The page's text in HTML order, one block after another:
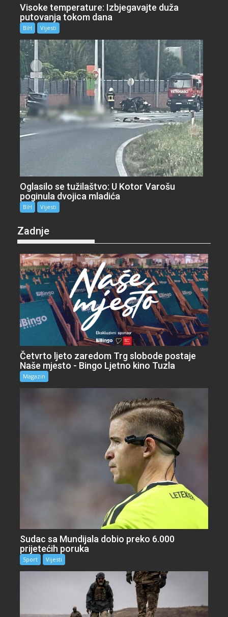
Visoke temperature: Izbjegavajte duža
putovanja tokom dana
BiH Vijesti
Oglasilo se tužilaštvo: U Kotor Varošu
poginula dvojica mladića
BiH Vijesti
Zadnje
Četvrto ljeto zaredom Trg slobode postaje
Naše mjesto - Bingo Ljetno kino Tuzla
Magazin
Sudac sa Mundijala dobio preko 6.000
prijetećih poruka
Sport Vijesti